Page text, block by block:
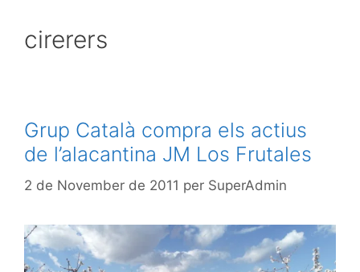
cirerers
Grup Català compra els actius
de l’alacantina JM Los Frutales
2 de November de 2011 per SuperAdmin